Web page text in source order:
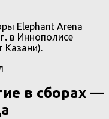
Elephant Arena
в Иннополисе
Казани).
в сборах —